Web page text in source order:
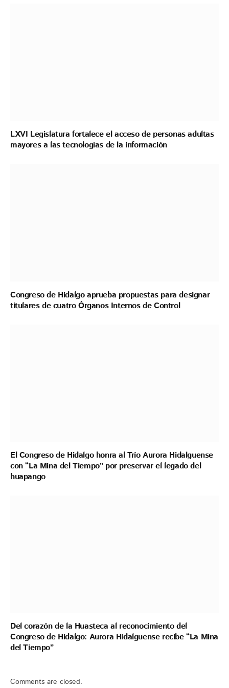
LXVI Legislatura fortalece el acceso de personas adultas
mayores a las tecnologías de la información
Congreso de Hidalgo aprueba propuestas para designar
titulares de cuatro Órganos Internos de Control
El Congreso de Hidalgo honra al Trío Aurora Hidalguense
con “La Mina del Tiempo” por preservar el legado del
huapango
Del corazón de la Huasteca al reconocimiento del
Congreso de Hidalgo: Aurora Hidalguense recibe “La Mina
del Tiempo”
Comments are closed.